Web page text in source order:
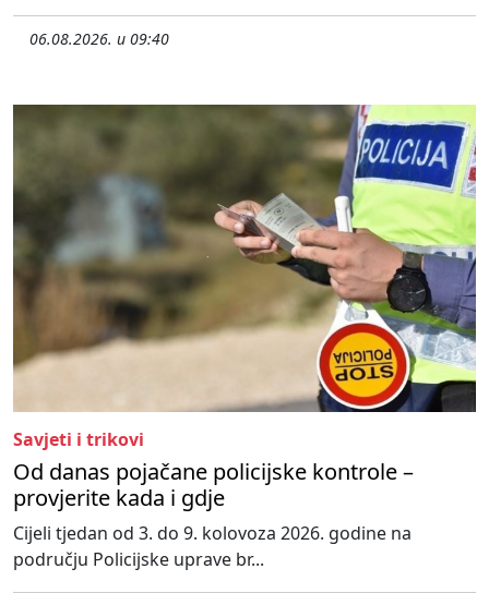
06.08.2026. u 09:40
Savjeti i trikovi
Od danas pojačane policijske kontrole –
provjerite kada i gdje
Cijeli tjedan od 3. do 9. kolovoza 2026. godine na
području Policijske uprave br...